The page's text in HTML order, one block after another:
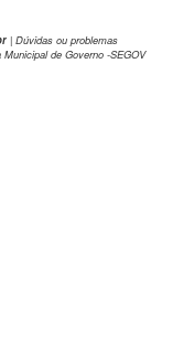
| Dúvidas ou problemas
de Governo -SEGOV